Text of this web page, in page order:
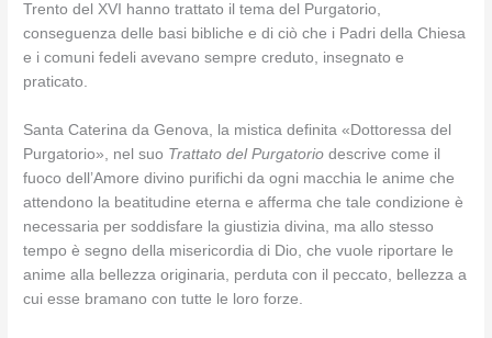
Trento del XVI hanno trattato il tema del Purgatorio,
conseguenza delle basi bibliche e di ciò che i Padri della Chiesa
e i comuni fedeli avevano sempre creduto, insegnato e
praticato.
Santa Caterina da Genova, la mistica definita «Dottoressa del
Purgatorio», nel suo Trattato del Purgatoriodescrive come il
fuoco dell’Amore divino purifichi da ogni macchia le anime che
attendono la beatitudine eterna e afferma che tale condizione è
necessaria per soddisfare la giustizia divina, ma allo stesso
tempo è segno della misericordia di Dio, che vuole riportare le
anime alla bellezza originaria, perduta con il peccato, bellezza a
cui esse bramano con tutte le loro forze.